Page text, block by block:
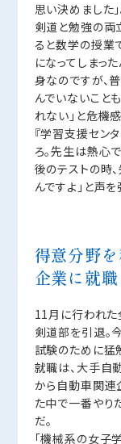
思い決めました」
剣道と勉強の両
ると数学の授業
になってしまっ
身なのですが、
んでいないこと
れない」と危機
『学習支援セン
ろ。先生は熱心
後のテストの時
んですよ」と声を
得意分野
企業に就職
11月に行われ
剣道部を引退。
試験のために猛
就職は、大手自
から自動車関連
た中で一番やり
だ。
「機械系の女子